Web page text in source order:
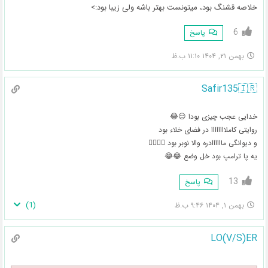
خلاصه قشنگ بود، میتونست بهتر باشه ولی زیبا بود:>
6 پاسخ
بهمن ۲۱, ۱۴۰۴ ۱۱:۱۰ ب.ظ
Safir135🇮🇷
خدایی عجب چیزی بودا 😑😂
روایتی کاملاااااااا در فضای خلاء بود
و دیوانگی ماااااادره والا نوبر بود 😮‍💨🥴😤
یه پا ترامپ بود خل وضع 😂😂
13 پاسخ
بهمن ۱, ۱۴۰۴ ۹:۴۶ ب.ظ (
1
)
LO(V/S)ER